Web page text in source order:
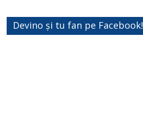
Devino și tu fan pe Facebook!